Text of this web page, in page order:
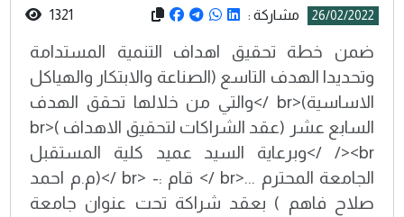
26/02/2022 مشاركة : 1321
ضمن خطة تحقيق اهداف التنمية المستدامة
وتحديدا الهدف التاسع (الصناعة والابتكار والهياكل
الاساسية)<br />والتي من خلالها تحقق الهدف
السابع عشر (عقد الشراكات لتحقيق الاهداف )<br
/><br />وبرعاية السيد عميد كلية المستقبل
الجامعة المحترم ...<br /> قام :- <br />(م.م احمد
صلاح فاهم ) بعقد شراكة تحت عنوان جامعة